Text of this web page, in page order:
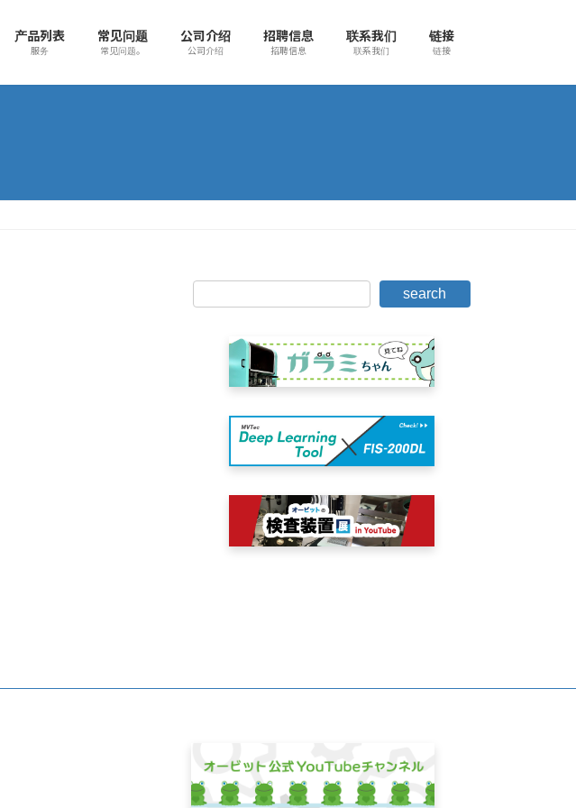
产品列表
服务
常见问题
常见问题。
公司介绍
公司介绍
招聘信息
招聘信息
联系我们
联系我们
链接
链接
search